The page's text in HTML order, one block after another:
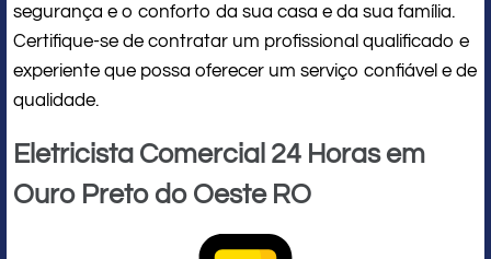
segurança e o conforto da sua casa e da sua família.
Certifique-se de contratar um profissional qualificado e
experiente que possa oferecer um serviço confiável e de
qualidade.
Eletricista Comercial 24 Horas em
Ouro Preto do Oeste RO